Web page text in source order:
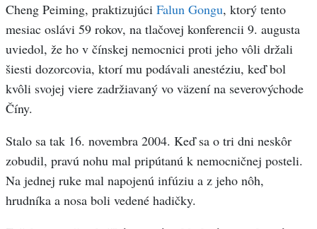
Cheng Peiming, praktizujúci Falun Gongu, ktorý tento
mesiac oslávi 59 rokov, na tlačovej konferencii 9. augusta
uviedol, že ho v čínskej nemocnici proti jeho vôli držali
šiesti dozorcovia, ktorí mu podávali anestéziu, keď bol
kvôli svojej viere zadržiavaný vo väzení na severovýchode
Číny.
Stalo sa tak 16. novembra 2004. Keď sa o tri dni neskôr
zobudil, pravú nohu mal pripútanú k nemocničnej posteli.
Na jednej ruke mal napojenú infúziu a z jeho nôh,
hrudníka a nosa boli vedené hadičky.